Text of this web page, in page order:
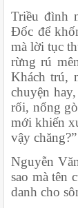
Triều đình
Đốc để
mà lời tục
rừng rú
Khách trú,
chuyện
rối, nổng
mới khiến
vậy chăng?”
Nguyễn
sao mà tên
danh cho